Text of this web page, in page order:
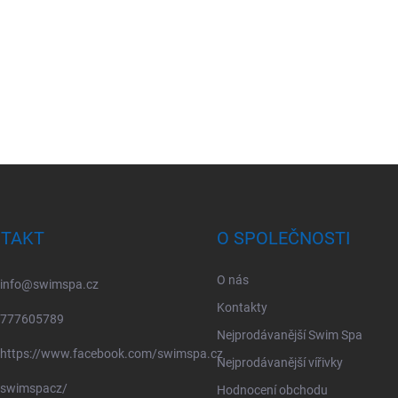
info@swimspa.cz
777605789
https://www.facebook.com/swimspa.cz
swimspacz/
O SPOLEČNOSTI
O nás
Kontakty
Nejprodávanější Swim Spa
Nejprodávanější vířivky
Hodnocení obchodu